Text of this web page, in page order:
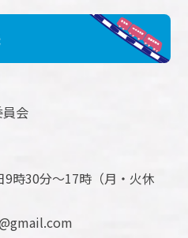
会
時30分～17時（月・火休